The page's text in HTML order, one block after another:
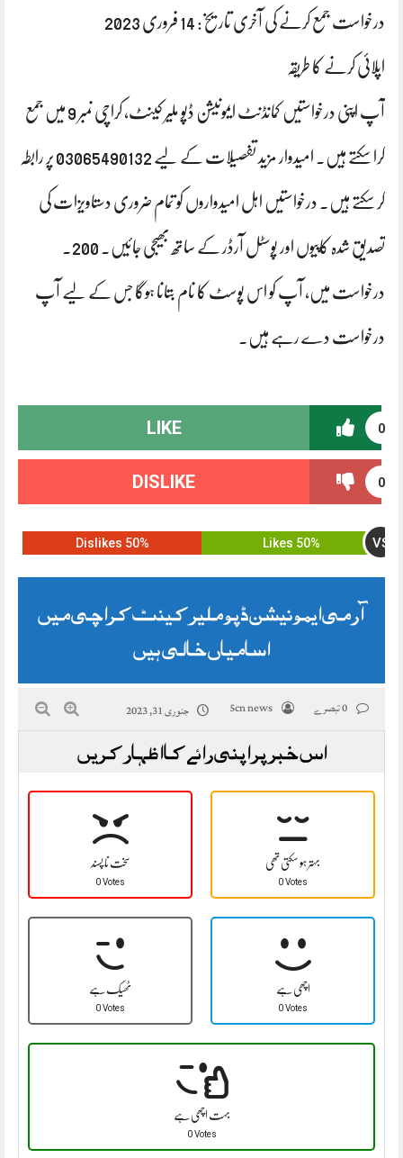
درخواست جمع کرنے کی آخری تاریخ: 14 فروری 2023
اپلائی کرنے کا طریقہ
آپ اپنی درخواستیں کمانڈنٹ ایمونیشن ڈپو ملیر کینٹ، کراچی نمبر 9 میں جمع
کرا سکتے ہیں۔ امیدوار مزید تفصیلات کے لیے 03065490132 پر رابطہ
کر سکتے ہیں۔ درخواستیں اہل امیدواروں کو تمام ضروری دستاویزات کی
درخواست میں، آپ کو اس پوسٹ کا نام بتانا ہوگا جس کے لیے آپ
درخواست دے رہے ہیں۔
0
LIKE
0
DISLIKE
50% Likes VS
50% Dislikes
آ رمی ایمونیشن ڈپو ملیر کینٹ کراچی میں‌
اسامیاں خالی ہیں
5cn news جنوری 31, 2023
اس خبر پر اپنی رائے کا اظہار کریں
سخت نا پسند
0 Votes
بہتر ہو سکتی تھی
0 Votes
ٹھیک ہے
0 Votes
اچھی ہے
0 Votes
بہت اچھی ہے
0 Votes